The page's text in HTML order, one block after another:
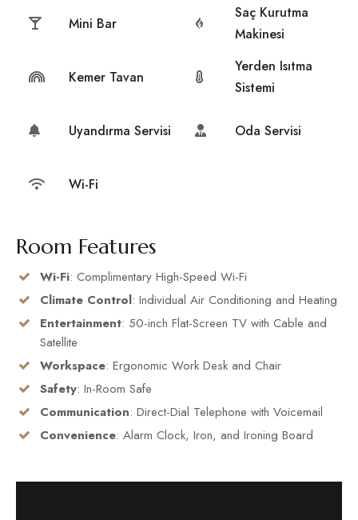
Mini Bar
Saç Kurutma
Makinesi
Kemer Tavan
Yerden Isıtma
Sistemi
Uyandırma Servisi Oda Servisi
Wi-Fi
Room Features
Wi-Fi: Complimentary High-Speed Wi-Fi
Climate Control: Individual Air Conditioning and Heating
Entertainment: 50-inch Flat-Screen TV with Cable and
Satellite
Workspace: Ergonomic Work Desk and Chair
Safety: In-Room Safe
Communication: Direct-Dial Telephone with Voicemail
Convenience: Alarm Clock, Iron, and Ironing Board